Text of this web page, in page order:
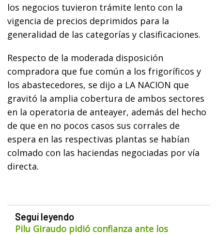
los negocios tuvieron trámite lento con la
vigencia de precios deprimidos para la
generalidad de las categorías y clasificaciones.
Respecto de la moderada disposición
compradora que fue común a los frigoríficos y
los abastecedores, se dijo a LA NACION que
gravitó la amplia cobertura de ambos sectores
en la operatoria de anteayer, además del hecho
de que en no pocos casos sus corrales de
espera en las respectivas plantas se habían
colmado con las haciendas negociadas por vía
directa.
Seguí leyendo
Pilu Giraudo pidió confianza ante los